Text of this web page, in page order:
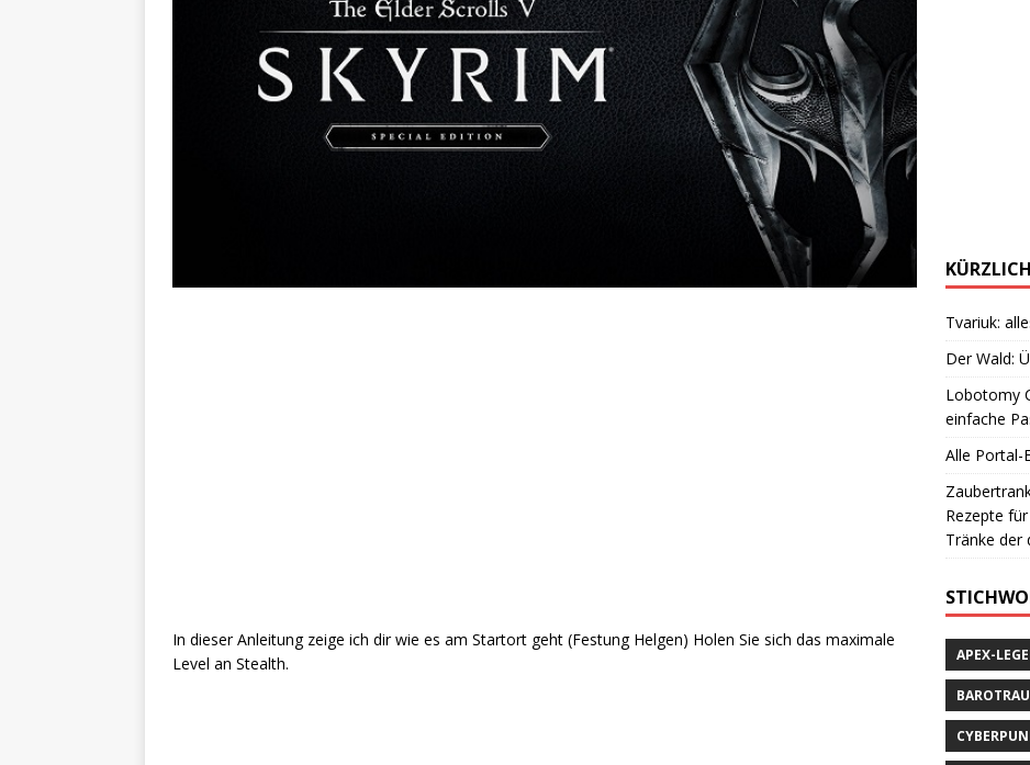
In dieser Anleitung zeige ich dir wie es am Startort geht (Festung Helgen) Holen Sie sich das maximale
Level an Stealth.
Tvariuk:
Der Wald:
Lobotomy
einfache
Alle Portal-
Rezepte
Tränke der
APEX-